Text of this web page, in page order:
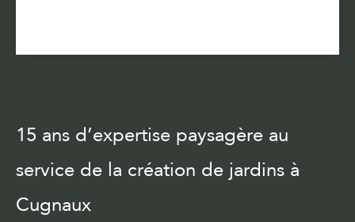
15 ans d’expertise paysagère au
service de la création de jardins à
Cugnaux